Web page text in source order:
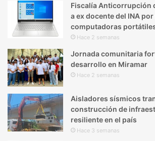
Fiscalía Anticorrupción
a ex docente del INA
computadoras
Hace 2 semanas
Jornada comunitaria
desarrollo en Miramar
Hace 2 semanas
Aisladores sísmicos
construcción de
resiliente en el país
Hace 3 semanas